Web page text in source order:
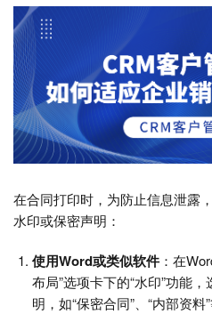
在合同打印时，为防止信息泄露
水印或保密声明：
使用Word或类似软件：在
布局”选项卡下的“水印”功能
明，如“保密合同”、“内部资